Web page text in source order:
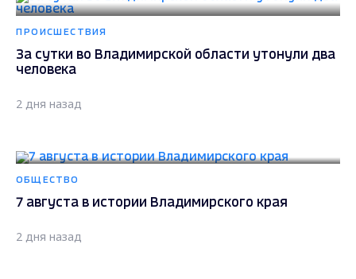
ПРОИСШЕСТВИЯ
За сутки во Владимирской области утонули два
человека
2 дня назад
ОБЩЕСТВО
7 августа в истории Владимирского края
2 дня назад